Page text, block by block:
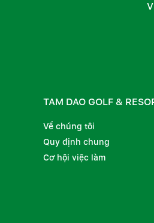
TAM DAO GOLF &
Về chúng tôi
Quy định chung
Cơ hội việc làm